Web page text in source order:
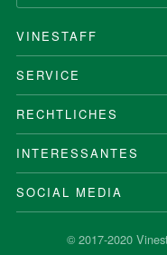
VINESTAFF
SERVICE
RECHTLICHES
INTERESSANTES
SOCIAL MEDIA
© 2017-2020